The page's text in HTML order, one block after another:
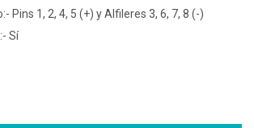
Pins 1, 2, 4, 5 (+) y Alfileres 3, 6, 7, 8 (-)
Sí